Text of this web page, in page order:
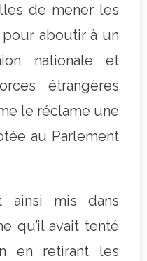
de mener les
pour aboutir à un
nationale et
étrangères
le réclame une
au Parlement
ainsi mis dans
qu’il avait tenté
en retirant les